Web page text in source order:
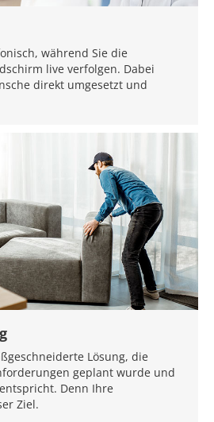
während Sie die
live verfolgen. Dabei
direkt umgesetzt und
Lösung, die
geplant wurde und
Denn Ihre
Ziel.